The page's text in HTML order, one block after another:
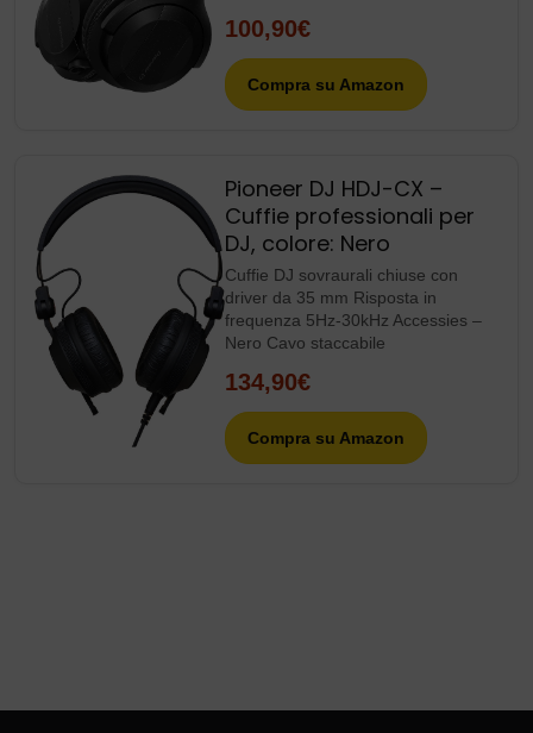
100,90€
Compra su Amazon
Pioneer DJ HDJ-CX –
Cuffie professionali per
DJ, colore: Nero
Cuffie DJ sovraurali chiuse con
driver da 35 mm Risposta in
frequenza 5Hz-30kHz Accessies –
Nero Cavo staccabile
134,90€
Compra su Amazon